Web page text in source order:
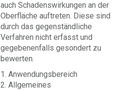
auch Schadenswirkungen an der
Oberfläche auftreten. Diese sind
durch das gegenständliche
Verfahren nicht erfasst und
gegebenenfalls gesondert zu
bewerten.
1. Anwendungsbereich
2. Allgemeines